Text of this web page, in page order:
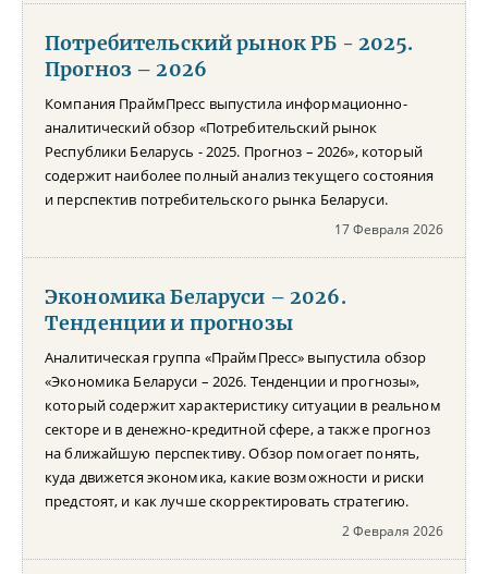
Потребительский рынок РБ - 2025.
Прогноз – 2026
Компания ПраймПресс выпустила информационно-
аналитический обзор «Потребительский рынок
Республики Беларусь - 2025. Прогноз – 2026», который
содержит наиболее полный анализ текущего состояния
и перспектив потребительского рынка Беларуси.
17 Февраля 2026
Экономика Беларуси – 2026.
Тенденции и прогнозы
Аналитическая группа «ПраймПресс» выпустила обзор
«Экономика Беларуси – 2026. Тенденции и прогнозы»,
который содержит характеристику ситуации в реальном
секторе и в денежно-кредитной сфере, а также прогноз
на ближайшую перспективу. Обзор помогает понять,
куда движется экономика, какие возможности и риски
предстоят, и как лучше скорректировать стратегию.
2 Февраля 2026